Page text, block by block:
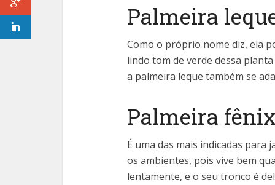
Palmeira
Como o próprio nome diz, ela
lindo tom de verde dessa
a palmeira leque também se
Palmeira
É uma das mais indicadas para
os ambientes, pois vive bem
lentamente, e o seu tronco é